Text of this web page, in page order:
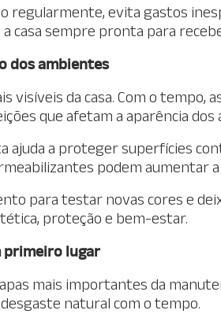
regularmente, evita gastos
casa sempre pronta para
dos ambientes
visíveis da casa. Com o tempo,
que afetam a aparência dos
ajuda a proteger superfícies
podem aumentar a
para testar novas cores e
proteção e bem-estar.
primeiro lugar
mais importantes da
natural com o tempo.